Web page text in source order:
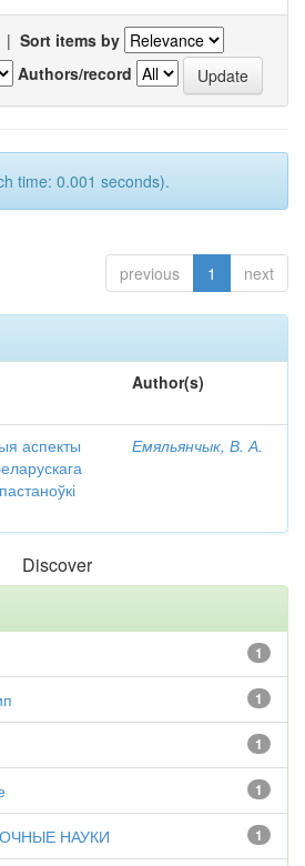
| Sort items by
Authors/record
time: 0.001 seconds).
previous 1 next
Author(s)
аспекты
Емяльянчык, В. А.
Discover
1
1
1
1
1
НАУКИ